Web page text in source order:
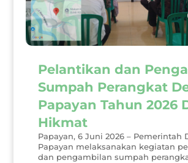
Pelantikan dan
Sumpah Perangkat
Papayan Tahun 2026
Hikmat
Papayan, 6 Juni 2026 – Pemerintah
Papayan melaksanakan kegiatan
dan pengambilan sumpah